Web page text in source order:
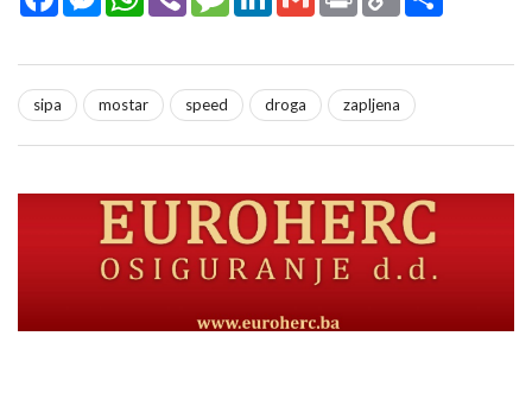
Link
sipa mostar speed droga zapljena